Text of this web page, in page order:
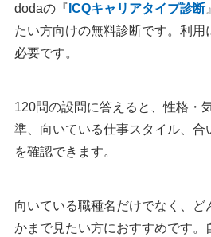
dodaの『 ICQキャリアタイプ診断
たい方向けの無料診断です。利
必要です。
120問の設問に答えると、性格・
準、向いている仕事スタイル、合
を確認できます。
向いている職種名だけでなく、ど
かまで見たい方におすすめです